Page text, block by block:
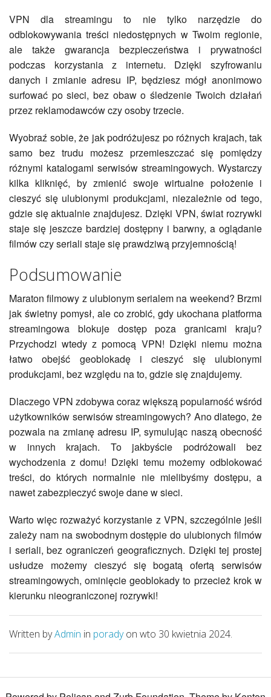
VPN dla streamingu to nie tylko narzędzie do
odblokowywania treści niedostępnych w Twoim regionie,
ale także gwarancja bezpieczeństwa i prywatności
podczas korzystania z internetu. Dzięki szyfrowaniu
danych i zmianie adresu IP, będziesz mógł anonimowo
surfować po sieci, bez obaw o śledzenie Twoich działań
przez reklamodawców czy osoby trzecie.
Wyobraź sobie, że jak podróżujesz po różnych krajach, tak
samo bez trudu możesz przemieszczać się pomiędzy
różnymi katalogami serwisów streamingowych. Wystarczy
kilka kliknięć, by zmienić swoje wirtualne położenie i
cieszyć się ulubionymi produkcjami, niezależnie od tego,
gdzie się aktualnie znajdujesz. Dzięki VPN, świat rozrywki
staje się jeszcze bardziej dostępny i barwny, a oglądanie
filmów czy seriali staje się prawdziwą przyjemnością!
Podsumowanie
Maraton filmowy z ulubionym serialem na weekend? Brzmi
jak świetny pomysł, ale co zrobić, gdy ukochana platforma
streamingowa blokuje dostęp poza granicami kraju?
Przychodzi wtedy z pomocą VPN! Dzięki niemu można
łatwo obejść geoblokadę i cieszyć się ulubionymi
produkcjami, bez względu na to, gdzie się znajdujemy.
Dlaczego VPN zdobywa coraz większą popularność wśród
użytkowników serwisów streamingowych? Ano dlatego, że
pozwala na zmianę adresu IP, symulując naszą obecność
w innych krajach. To jakbyście podróżowali bez
wychodzenia z domu! Dzięki temu możemy odblokować
treści, do których normalnie nie mielibyśmy dostępu, a
nawet zabezpieczyć swoje dane w sieci.
Warto więc rozważyć korzystanie z VPN, szczególnie jeśli
zależy nam na swobodnym dostępie do ulubionych filmów
i seriali, bez ograniczeń geograficznych. Dzięki tej prostej
usłudze możemy cieszyć się bogatą ofertą serwisów
streamingowych, ominięcie geoblokady to przecież krok w
kierunku nieograniczonej rozrywki!
Written byAdmin in poradyon wto 30 kwietnia 2024.